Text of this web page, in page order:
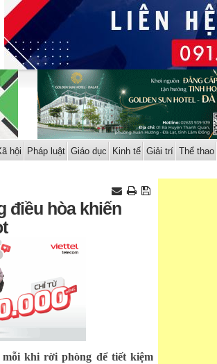
hội Pháp luật Giáo dục Kinh tế Giải trí Thể thao
điều hòa khiến
khi rời phòng để tiết kiệm